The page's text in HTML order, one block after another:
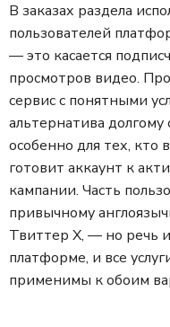
В заказах раздела
пользователей
— это касается
просмотров видео.
сервис с понятными
альтернатива
особенно для тех, кто
готовит аккаунт к
кампании. Часть
привычному
Твиттер X, — но речь
платформе, и все
применимы к обоим